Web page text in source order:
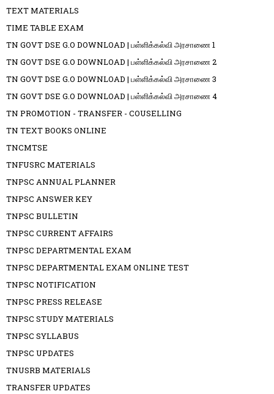
TEXT MATERIALS
TIME TABLE EXAM
TN GOVT DSE G.O DOWNLOAD | பள்ளிக்கல்வி அரசாணை 1
TN GOVT DSE G.O DOWNLOAD | பள்ளிக்கல்வி அரசாணை 2
TN GOVT DSE G.O DOWNLOAD | பள்ளிக்கல்வி அரசாணை 3
TN GOVT DSE G.O DOWNLOAD | பள்ளிக்கல்வி அரசாணை 4
TN PROMOTION - TRANSFER - COUSELLING
TN TEXT BOOKS ONLINE
TNCMTSE
TNFUSRC MATERIALS
TNPSC ANNUAL PLANNER
TNPSC ANSWER KEY
TNPSC BULLETIN
TNPSC CURRENT AFFAIRS
TNPSC DEPARTMENTAL EXAM
TNPSC DEPARTMENTAL EXAM ONLINE TEST
TNPSC NOTIFICATION
TNPSC PRESS RELEASE
TNPSC STUDY MATERIALS
TNPSC SYLLABUS
TNPSC UPDATES
TNUSRB MATERIALS
TRANSFER UPDATES